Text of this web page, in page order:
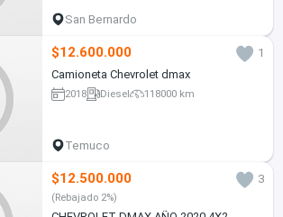
San Bernardo
$12.600.000
1
Camioneta Chevrolet dmax
2018 Diesel 118000 km
Temuco
$12.500.000 3
(Rebajado 2%)